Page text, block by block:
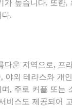
가 높습니다. 또
.
운 지역으로, 프
야외 테라스와 개
, 주로 커플 또
비스도 제공되어